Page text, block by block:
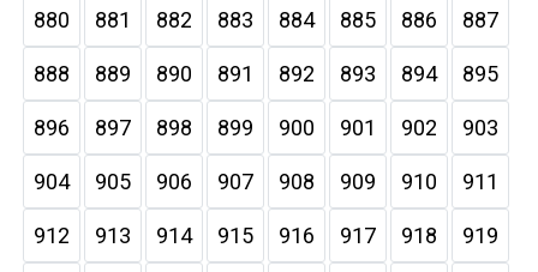
880 881 882 883 884 885 886 887
888 889 890 891 892 893 894 895
896 897 898 899 900 901 902 903
904 905 906 907 908 909 910 911
912 913 914 915 916 917 918 919